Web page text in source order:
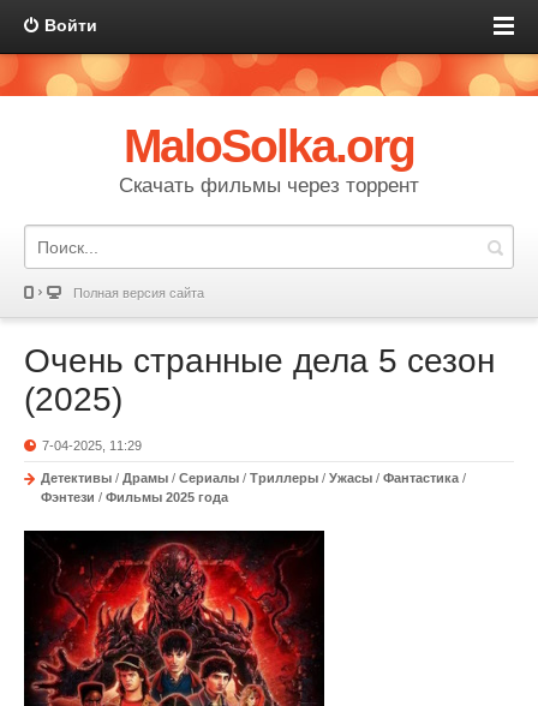
Войти
MaloSolka.org
Скачать фильмы через торрент
Полная версия сайта
Очень странные дела 5 сезон
(2025)
7-04-2025, 11:29
Детективы / Драмы / Сериалы / Триллеры / Ужасы / Фантастика /
Фэнтези / Фильмы 2025 года